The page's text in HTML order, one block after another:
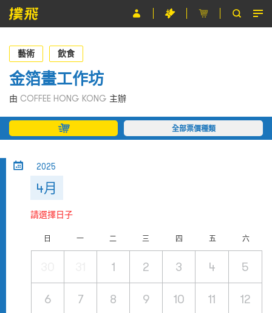
節目
主辦單位
關於撲飛
條款及細則
藝術 飲食
金箔畫工作坊
由 COFFEE HONG KONG 主辦
全部票價種類
2025
4月
請選擇日子
日 一 二 三 四 五 六
1 2 3 4 5
6 7 8 9 10 11 12